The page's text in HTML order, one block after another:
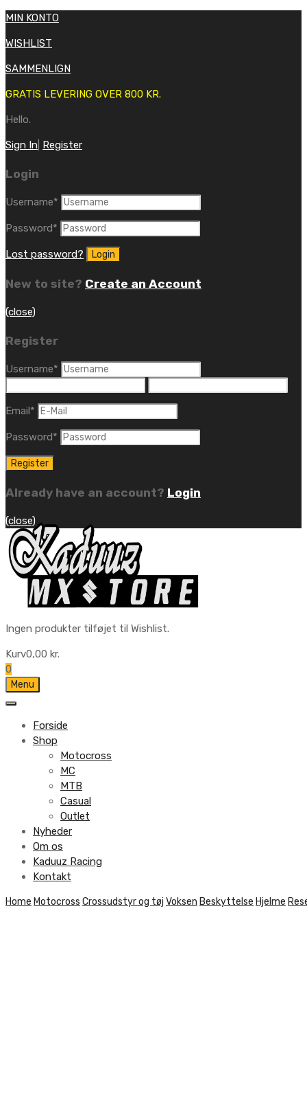
MIN KONTO
WISHLIST
SAMMENLIGN
GRATIS LEVERING OVER 800 KR.
Hello.
Sign In Register
Login
Username*
Password*
Lost password?
New to site? Create an Account
(close)
Register
Username*
Email*
Password*
Already have an account? Login
(close)
Ingen produkter tilføjet til Wishlist.
Kurv0,00 kr.
0
Menu
Forside
Shop
Motocross
MC
MTB
Casual
Outlet
Nyheder
Om os
Kaduuz Racing
Kontakt
Skip
Home Motocross Crossudstyr og tøj Voksen Beskyttelse Hjelme